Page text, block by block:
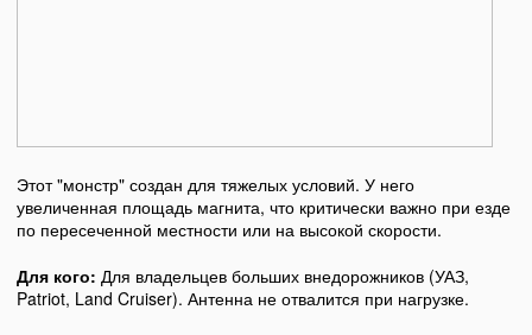
Этот "монстр" создан для тяжелых условий. У него
увеличенная площадь магнита, что критически важно при езде
по пересеченной местности или на высокой скорости.
Для кого: Для владельцев больших внедорожников (УАЗ,
Patriot, Land Cruiser). Антенна не отвалится при нагрузке.